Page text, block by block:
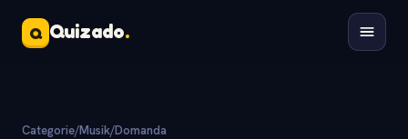
Q Quizado.
Categorie/Musik/Domanda